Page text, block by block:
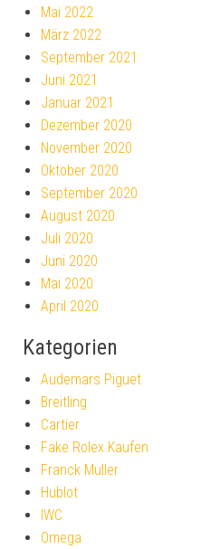
Mai 2022
März 2022
September 2021
Juni 2021
Januar 2021
Dezember 2020
November 2020
Oktober 2020
September 2020
August 2020
Juli 2020
Juni 2020
Mai 2020
April 2020
Kategorien
Audemars Piguet
Breitling
Cartier
Fake Rolex Kaufen
Franck Muller
Hublot
IWC
Omega